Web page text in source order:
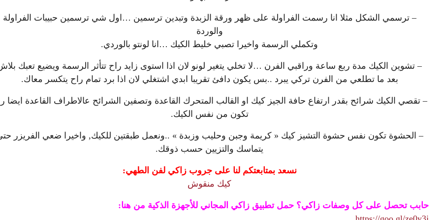
– ترسمي الشكل مثلا انا رسمت الفراولة على ظهر ورقة الزبدة وتبدين ترسمين …اول شي ترسمين حبيبات الفراولة
والوردة
وتكملي الرسمة واخيرا تصبي خليط الكيك …انا لونتو بالوردي.
– تشوين الكيك مدة ربع ساعة وراقبي الفرن …لا تخلي يتغير لونو لان اذا استوى زايد راح تتأثر الرسمة ويضيع تعبك
بعد ما تطلعي من الفرن تركي يبرد ..بس يكون دافئ تقريبا ابدي اشتغلي لان اذا برد تمام راح يتكسر معاك.
– تقصي الكيك شرائح بقدر ارتفاع حافة الجيز كيك او القالب المتحرك القاعدة وتصفين الشرائح عالاطراف القاعدة ايضا
تكون من نفس الكيك.
– الحشوة تكون نفس حشوة التشيز كيك « كريمة وجبن وحليب وزبدة » ..ونعمل طبقتين للكيك, واخيرا ضعي الفريزر
يتماسك والتزيين حسب ذوقك.
نسعد بمتابعتكم لنا على جروب زاكي لفن الطهي:
كيك منقوش
حابب تحصل على كل وصفات زاكي؟ حمل تطبيق زاكي المجاني للأجهزة الذكية من هنا: